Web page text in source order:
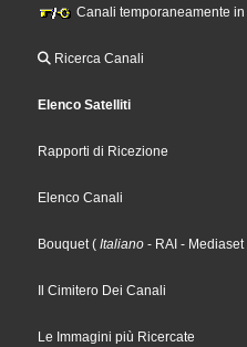
Canali temporaneamente
Ricerca Canali
Elenco Satelliti
Rapporti di Ricezione
Elenco Canali
Bouquet ( Italiano - RAI - Mediaset
Il Cimitero Dei Canali
Le Immagini più Ricercate